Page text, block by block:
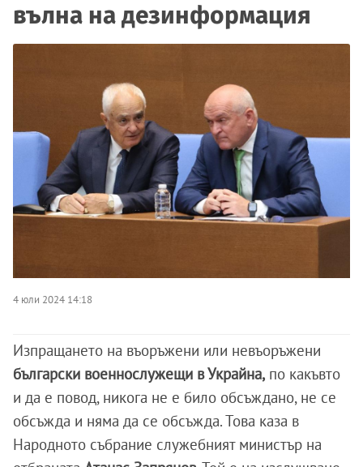
вълна на дезинформация
4 юли 2024 14:18
Изпращането на въоръжени или невъоръжени
български военнослужещи в Украйна, по какъвто
и да е повод, никога не е било обсъждано, не се
обсъжда и няма да се обсъжда. Това каза в
Народното събрание служебният министър на